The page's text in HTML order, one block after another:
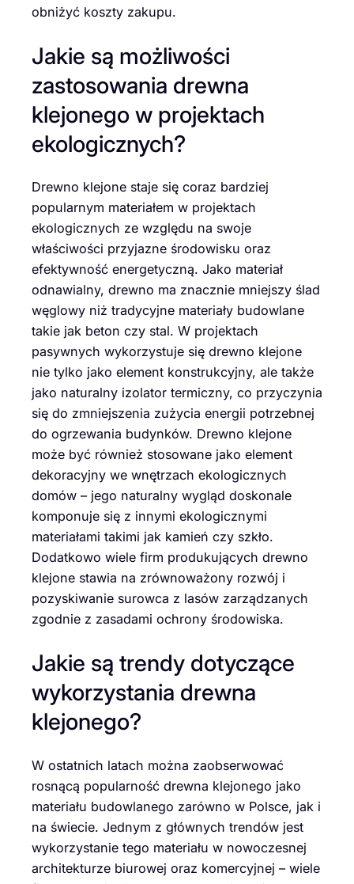
obniżyć koszty zakupu.
Jakie są możliwości
zastosowania drewna
klejonego w projektach
ekologicznych?
Drewno klejone staje się coraz bardziej
popularnym materiałem w projektach
ekologicznych ze względu na swoje
właściwości przyjazne środowisku oraz
efektywność energetyczną. Jako materiał
odnawialny, drewno ma znacznie mniejszy ślad
węglowy niż tradycyjne materiały budowlane
takie jak beton czy stal. W projektach
pasywnych wykorzystuje się drewno klejone
nie tylko jako element konstrukcyjny, ale także
jako naturalny izolator termiczny, co przyczynia
się do zmniejszenia zużycia energii potrzebnej
do ogrzewania budynków. Drewno klejone
może być również stosowane jako element
dekoracyjny we wnętrzach ekologicznych
domów – jego naturalny wygląd doskonale
komponuje się z innymi ekologicznymi
materiałami takimi jak kamień czy szkło.
Dodatkowo wiele firm produkujących drewno
klejone stawia na zrównoważony rozwój i
pozyskiwanie surowca z lasów zarządzanych
zgodnie z zasadami ochrony środowiska.
Jakie są trendy dotyczące
wykorzystania drewna
klejonego?
W ostatnich latach można zaobserwować
rosnącą popularność drewna klejonego jako
materiału budowlanego zarówno w Polsce, jak i
na świecie. Jednym z głównych trendów jest
wykorzystanie tego materiału w nowoczesnej
architekturze biurowej oraz komercyjnej – wiele